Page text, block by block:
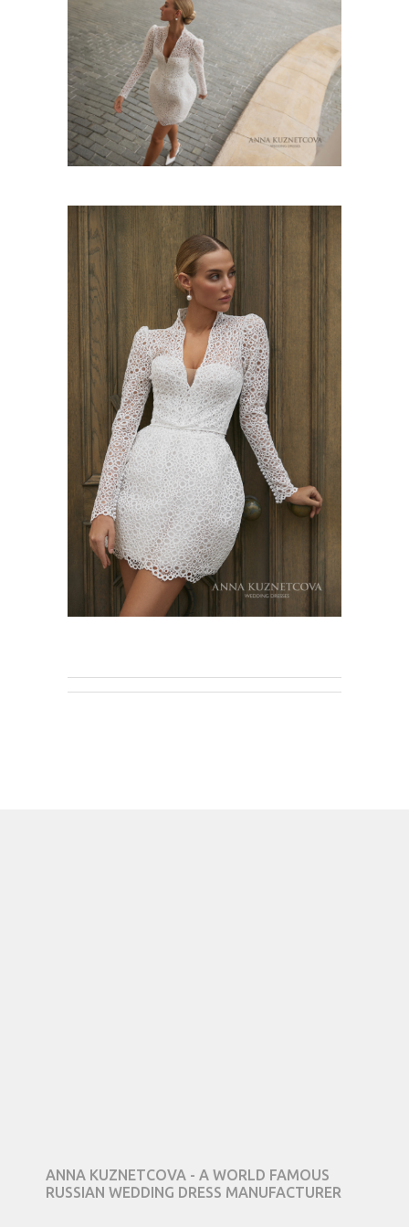
ANNA KUZNETCOVA - A WORLD FAMOUS
RUSSIAN WEDDING DRESS MANUFACTURER